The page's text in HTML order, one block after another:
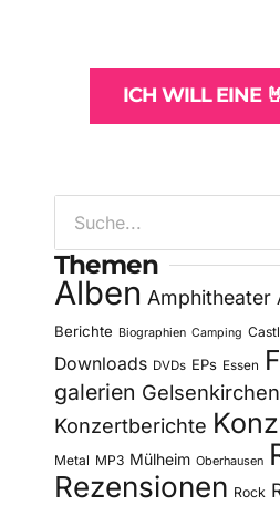
ICH WILL EINE
Themen
Alben Amphitheater
Berichte Biographien Camping
Downloads DVDs EPs Essen
galerien Gelsenkirchen
Konzertberichte
Metal MP3 Mülheim Oberhausen
Rezensionen Rock